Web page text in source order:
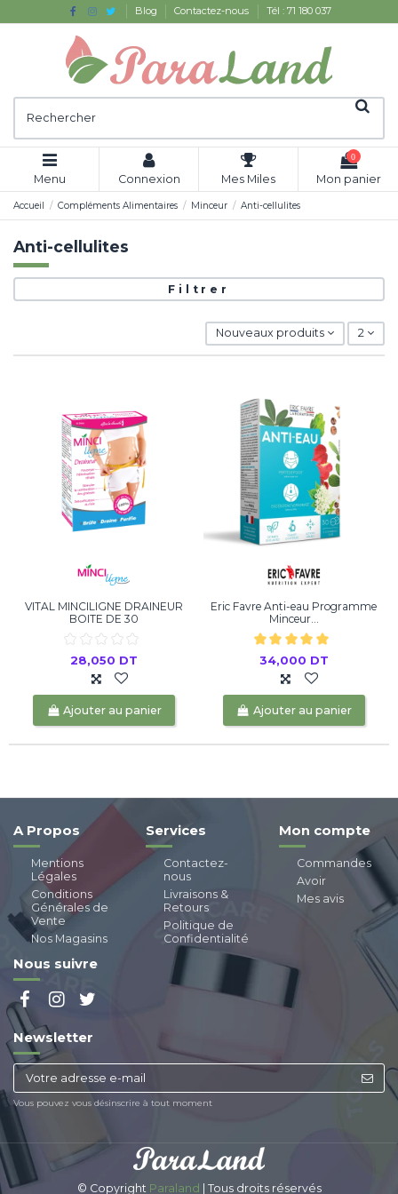
Blog Contactez-nous Tél : 71 180 037
Menu Connexion Mes Miles
0
Mon panier
Accueil Compléments Alimentaires Minceur Anti-cellulites
Anti-cellulites
Filtrer
Nouveaux produits 2
VITAL MINCILIGNE DRAINEUR
BOITE DE 30
28,050 DT
Ajouter au panier
Eric Favre Anti-eau Programme
Minceur...
34,000 DT
Ajouter au panier
A Propos
Mentions
Légales
Conditions
Générales de
Vente
Nos Magasins
Services
Contactez-
nous
Livraisons &
Retours
Politique de
Confidentialité
Mon compte
Commandes
Avoir
Mes avis
Nous suivre
Newsletter
Vous pouvez vous désinscrire à tout moment
© Copyright Paraland | Tous droits réservés